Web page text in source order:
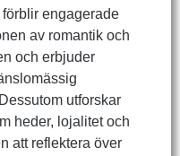
engagerade
av romantik och
och erbjuder
utforskar
heder, lojalitet och
att reflektera över